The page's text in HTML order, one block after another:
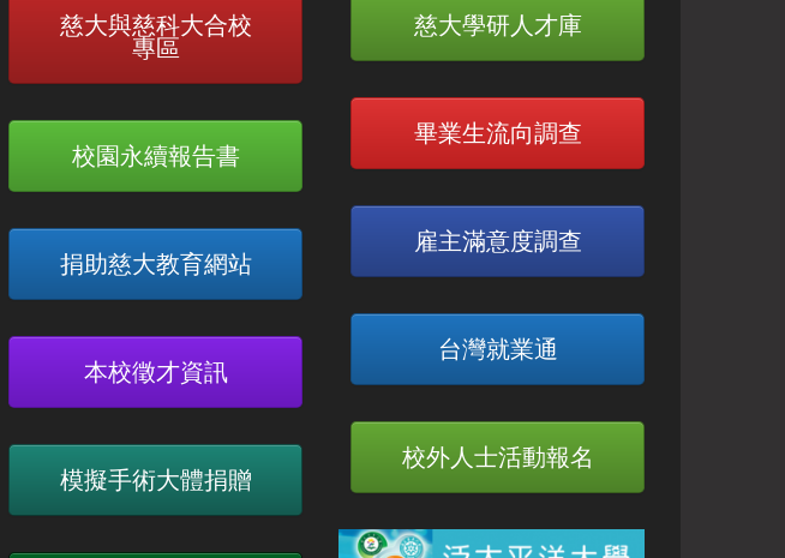
慈大與慈科大合校
專區
校園永續報告書
捐助慈大教育網站
本校徵才資訊
模擬手術大體捐贈
慈大學研人才庫
畢業生流向調查
雇主滿意度調查
台灣就業通
校外人士活動報名